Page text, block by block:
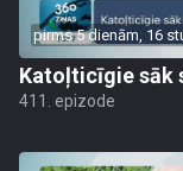
pirms 5 dienām, 16
Katoļticīgie sāk
411. epizode